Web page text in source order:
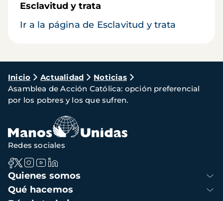
Esclavitud y trata
Ir a la página de Esclavitud y trata
Ruta
de
navegación
Inicio Actualidad
Noticias
Asamblea de Acción Católica: opción preferencial
por los pobres y los que sufren.
Navegación
principal
Quienes somos
Qué hacemos
Redes sociales